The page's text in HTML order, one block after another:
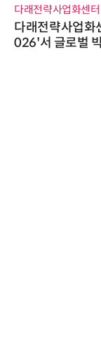
터, 'BIO USA 2
마와의 비즈니